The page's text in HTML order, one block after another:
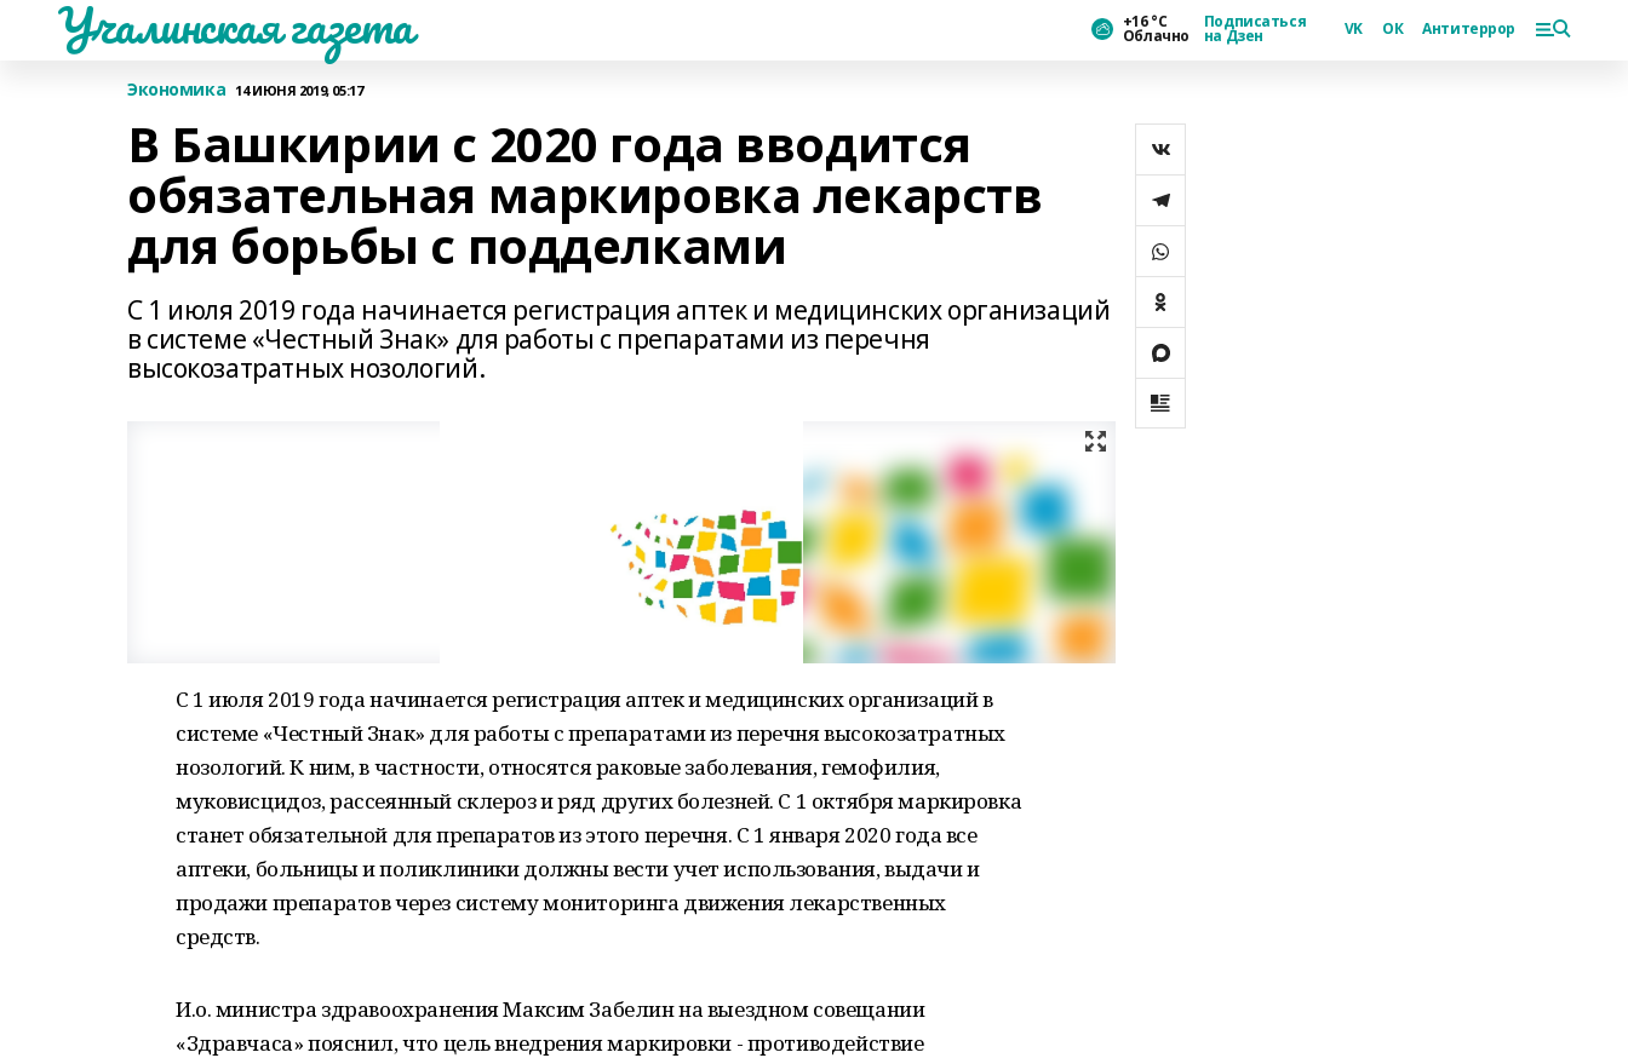
Учалинская газета +16 °С
Облачно
Подписаться
на Дзен VK ОК Антитеррор
Экономика 14 ИЮНЯ 2019, 05:17
В Башкирии с 2020 года вводится
обязательная маркировка лекарств
для борьбы с подделками
С 1 июля 2019 года начинается регистрация аптек и медицинских организаций
в системе «Честный Знак» для работы с препаратами из перечня
высокозатратных нозологий.
С 1 июля 2019 года начинается регистрация аптек и медицинских организаций в
системе «Честный Знак» для работы с препаратами из перечня высокозатратных
нозологий. К ним, в частности, относятся раковые заболевания, гемофилия,
муковисцидоз, рассеянный склероз и ряд других болезней. С 1 октября маркировка
станет обязательной для препаратов из этого перечня. С 1 января 2020 года все
аптеки, больницы и поликлиники должны вести учет использования, выдачи и
продажи препаратов через систему мониторинга движения лекарственных
средств.
И.о. министра здравоохранения Максим Забелин на выездном совещании
«Здравчаса» пояснил, что цель внедрения маркировки - противодействие